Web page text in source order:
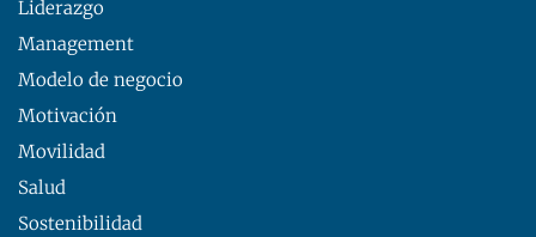
Liderazgo
Management
Modelo de negocio
Motivación
Movilidad
Salud
Sostenibilidad